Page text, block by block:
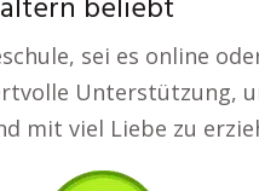
beliebt
sei es online
Unterstützung,
mit viel Liebe zu